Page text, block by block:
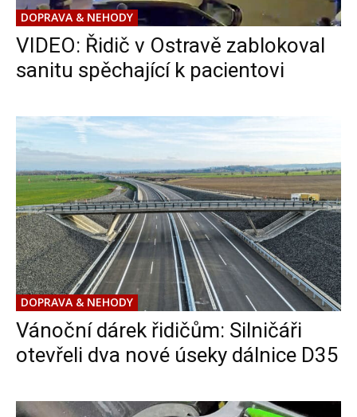
DOPRAVA & NEHODY
VIDEO: Řidič v Ostravě zablokoval
sanitu spěchající k pacientovi
DOPRAVA & NEHODY
Vánoční dárek řidičům: Silničáři
otevřeli dva nové úseky dálnice D35